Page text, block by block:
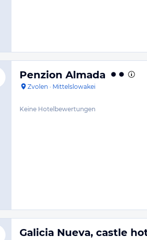
Penzion Almada
Zvolen · Mittelslowakei
Keine Hotelbewertungen
Galicia Nueva, castle